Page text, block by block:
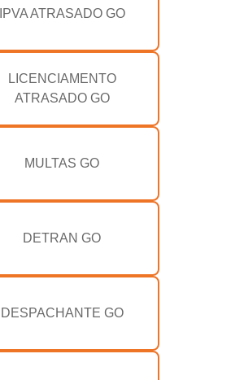
IPVA ATRASADO GO
LICENCIAMENTO
ATRASADO GO
MULTAS GO
DETRAN GO
DESPACHANTE GO